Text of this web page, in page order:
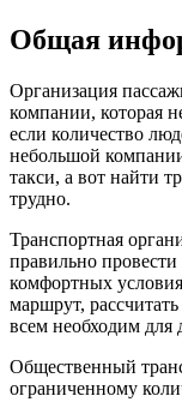
Общая
Организация
компании, которая
если количество
небольшой
такси, а вот найти
трудно.
Транспортная
правильно
комфортных
маршрут,
всем необходим для
Общественный
ограниченному